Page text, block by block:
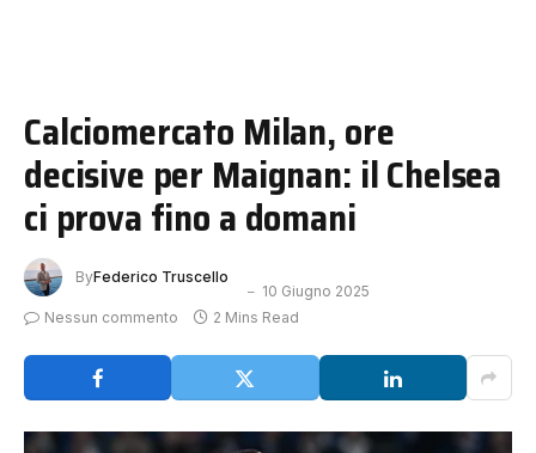
Calciomercato Milan, ore
decisive per Maignan: il Chelsea
ci prova fino a domani
ByFederico Truscello
10 Giugno 2025
Nessun commento
2 Mins Read